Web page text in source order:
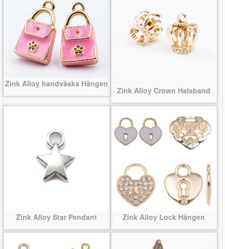
Zink Alloy handväska Hängen
Zink Alloy Crown Halsband
Zink Alloy Star Pendant Zink Alloy Lock Hängen